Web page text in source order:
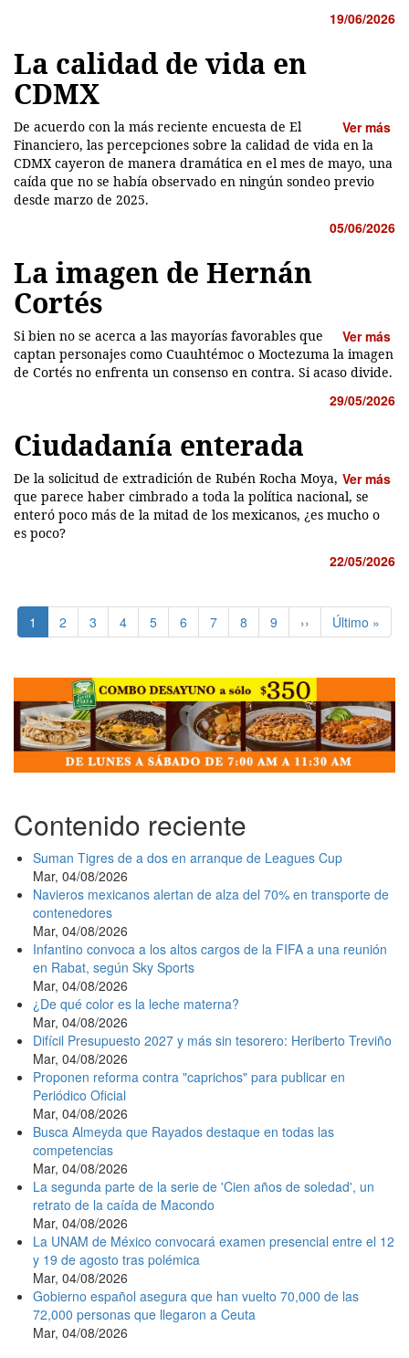
19/06/2026
La calidad de vida en
CDMX
Ver más
De acuerdo con la más reciente encuesta de El
Financiero, las percepciones sobre la calidad de vida en la
CDMX cayeron de manera dramática en el mes de mayo, una
caída que no se había observado en ningún sondeo previo
desde marzo de 2025.
05/06/2026
La imagen de Hernán
Cortés
Ver más
Si bien no se acerca a las mayorías favorables que
captan personajes como Cuauhtémoc o Moctezuma la imagen
de Cortés no enfrenta un consenso en contra. Si acaso divide.
29/05/2026
Ciudadanía enterada
Ver más
De la solicitud de extradición de Rubén Rocha Moya,
que parece haber cimbrado a toda la política nacional, se
enteró poco más de la mitad de los mexicanos, ¿es mucho o
es poco?
22/05/2026
Paginación
Página
actual
1 Page
2 Page
3 Page
4 Page
5 Page
6 Page
7 Page
8 Page
9
Siguiente
página
››
Última
página
Último »
Contenido reciente
Suman Tigres de a dos en arranque de Leagues Cup
Mar, 04/08/2026
Navieros mexicanos alertan de alza del 70% en transporte de
contenedores
Mar, 04/08/2026
Infantino convoca a los altos cargos de la FIFA a una reunión
en Rabat, según Sky Sports
Mar, 04/08/2026
¿De qué color es la leche materna?
Mar, 04/08/2026
Difícil Presupuesto 2027 y más sin tesorero: Heriberto Treviño
Mar, 04/08/2026
Proponen reforma contra "caprichos" para publicar en
Periódico Oficial
Mar, 04/08/2026
Busca Almeyda que Rayados destaque en todas las
competencias
Mar, 04/08/2026
La segunda parte de la serie de 'Cien años de soledad', un
retrato de la caída de Macondo
Mar, 04/08/2026
La UNAM de México convocará examen presencial entre el 12
y 19 de agosto tras polémica
Mar, 04/08/2026
Gobierno español asegura que han vuelto 70,000 de las
72,000 personas que llegaron a Ceuta
Mar, 04/08/2026